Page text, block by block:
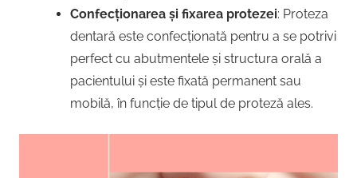
Confecționarea și fixarea protezei: Proteza
dentară este confecționată pentru a se potrivi
perfect cu abutmentele și structura orală a
pacientului și este fixată permanent sau
mobilă, în funcție de tipul de proteză ales.